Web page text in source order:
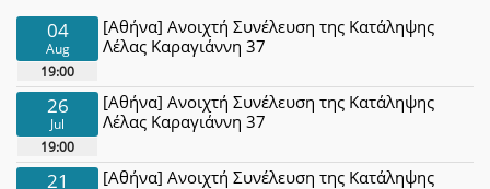
04
Aug
19:00
[Αθήνα] Ανοιχτή Συνέλευση της Κατάληψης
Λέλας Καραγιάννη 37
26
Jul
19:00
[Αθήνα] Ανοιχτή Συνέλευση της Κατάληψης
Λέλας Καραγιάννη 37
21
[Αθήνα] Ανοιχτή Συνέλευση της Κατάληψης